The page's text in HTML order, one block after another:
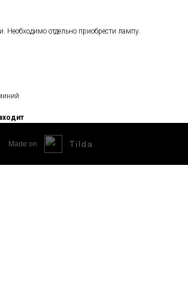
Необходимо отдельно приобрести лампу.
Made on Tilda